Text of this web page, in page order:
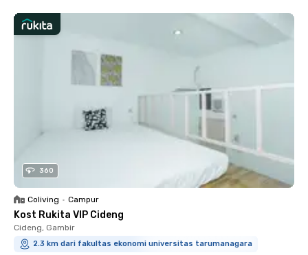
360
Coliving • Campur
Kost Rukita VIP Cideng
Cideng, Gambir
2.3 km dari fakultas ekonomi universitas tarumanagara